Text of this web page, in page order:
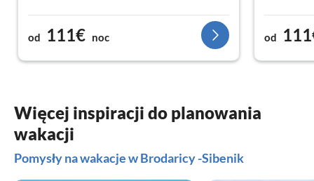
od 111€ noc od
Więcej inspiracji do planowania
wakacji
Pomysły na wakacje w Brodaricy -Sibenik